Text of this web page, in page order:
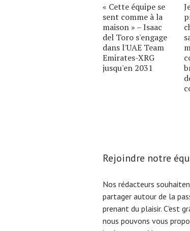
« Cette équipe se
sent comme à la
maison » – Isaac
del Toro s'engage
dans l'UAE Team
Emirates-XRG
jusqu'en 2031
Rejoindre notre
Nos rédacteurs
partager autour de la
prenant du plaisir. C'est
nous pouvons vous